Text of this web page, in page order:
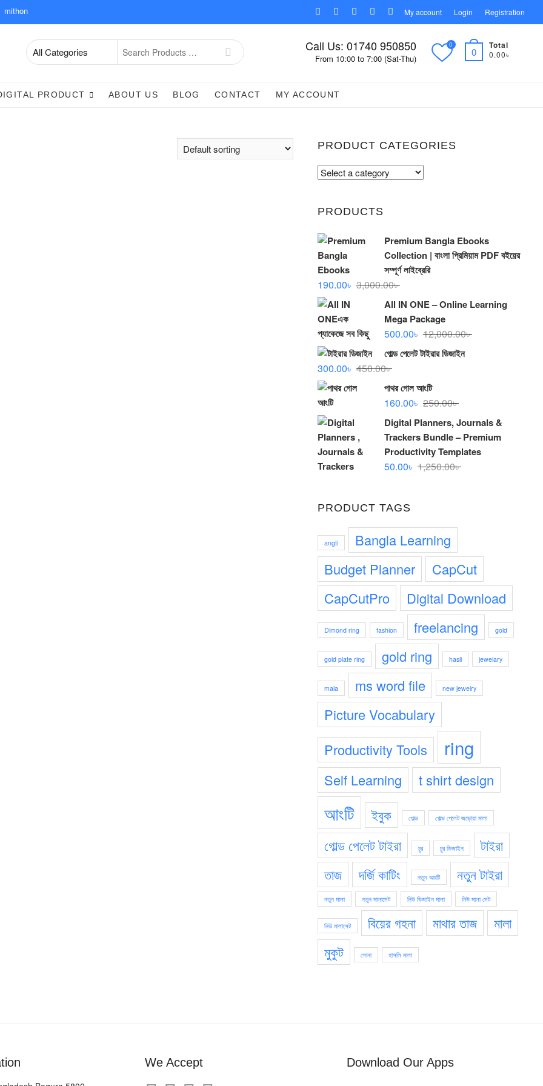
mithon facebooktwitterpinterestinstagram
linkedinMy account Login Registration
Search
Call Us: 01740 950850
From 10:00 to 7:00 (Sat-Thu)
0
0
Total
0.00৳
PRODUCT ABOUT US BLOG CONTACT MY ACCOUNT
PRODUCT CATEGORIES
PRODUCTS
Premium Bangla Ebooks
Collection | বাংলা প্রিমিয়াম PDF বইয়ের
সম্পূর্ণ লাইব্রেরি
3,000.00৳Original
3,000.00৳ .
190.00৳
Current
190.00৳ .
All IN ONE – Online Learning
Mega Package
12,000.00৳Original
500.00৳
Current
গোল্ড পেলেট টাইরার ডিজাইন
450.00৳Original
450.00৳ .
300.00৳
Current
300.00৳ .
পাথর গোল আংটি
250.00৳Original
160.00৳
Current
Digital Planners, Journals &
Trackers Bundle – Premium
Productivity Templates
1,250.00৳Original
50.00৳
Current
PRODUCT TAGS
angti
Bangla Learning
Budget Planner
CapCut
CapCutPro
Digital Download
Dimond ring fashion freelancing gold
gold plate ring gold ring hasli jewelary
mala ms word file new jewelry
Picture Vocabulary
Productivity Tools
ring
Self Learning t shirt design
আংটি ইবুক গোল্ড গোল্ড পেলেট জড়োয়া মালা
গোল্ড পেলেট টাইরা চুর চুর ডিজাইন
টাইরা
তাজ
দর্জি কাটিং নতুন আংটি নতুন টাইরা
নতুন মালা নতুন মালাসেট নিউ ডিজাইন মালা নিউ মালা সেট
নিউ মালাসেট বিয়ের গহনা মাথার তাজ
মালা
মুকুট
সোনা হাসলি মালা
We Accept Download Our Apps